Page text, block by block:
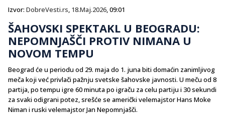
Izvor: DobreVesti.rs, 18.Maj.2026, 09:01
ŠAHOVSKI SPEKTAKL U BEOGRADU:
NEPOMNJAŠČI PROTIV NIMANA U
NOVOM TEMPU
Beograd će u periodu od 29. maja do 1. juna biti domaćin zanimljivog
meča koji već privlači pažnju svetske šahovske javnosti. U meču od 8
partija, po tempu igre 60 minuta po igraču za celu partiju i 30 sekundi
za svaki odigrani potez, srešće se američki velemajstor Hans Moke
Niman i ruski velemajstor Jan Nepomnjašči.